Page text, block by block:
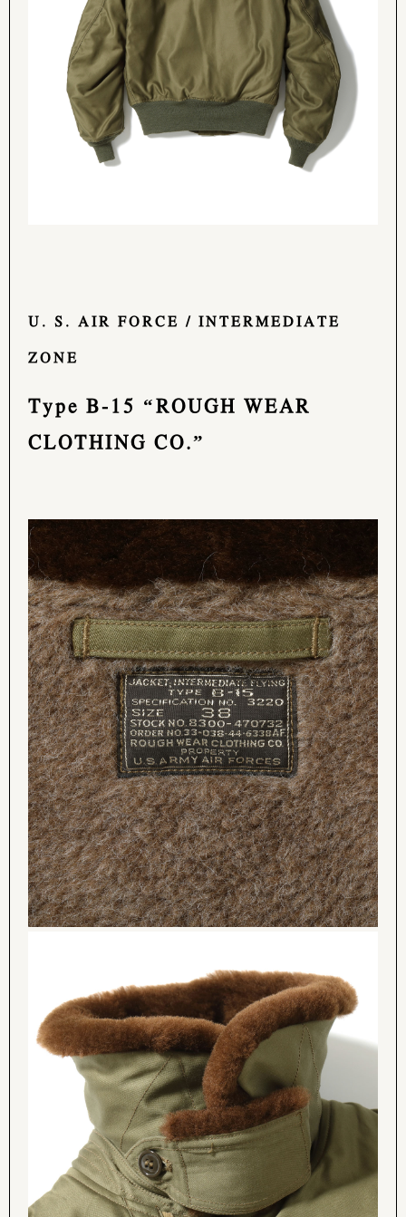
U. S. AIR FORCE / INTERMEDIATE
ZONE
Type B-15 “ROUGH WEAR
CLOTHING CO.”